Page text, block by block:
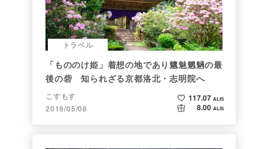
トラベル
「もののけ姫」着想の地であり魑魅魍魎の最
後の砦 知られざる京都洛北・志明院へ
こすもす
2019/05/08
117.07 ALIS
8.00 ALIS